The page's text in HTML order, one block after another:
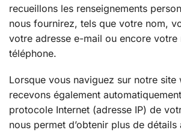
recueillons les renseignements
nous fournirez, tels que votre nom,
votre adresse e-mail ou encore votre
téléphone.
Lorsque vous naviguez sur notre site
recevons également
protocole Internet (adresse IP) de
nous permet d’obtenir plus de détails